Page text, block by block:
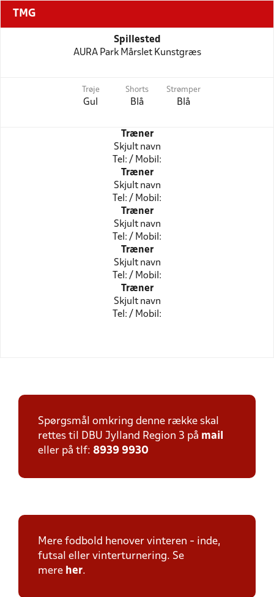
TMG
Spillested
AURA Park Mårslet Kunstgræs
Trøje
Gul
Shorts
Blå
Strømper
Blå
Træner
Skjult navn
Tel: / Mobil:
Træner
Skjult navn
Tel: / Mobil:
Træner
Skjult navn
Tel: / Mobil:
Træner
Skjult navn
Tel: / Mobil:
Træner
Skjult navn
Tel: / Mobil:
Spørgsmål omkring denne række skal
rettes til DBU Jylland Region 3 på mail
eller på tlf: 8939 9930
Mere fodbold henover vinteren - inde,
futsal eller vinterturnering. Se
mere her.